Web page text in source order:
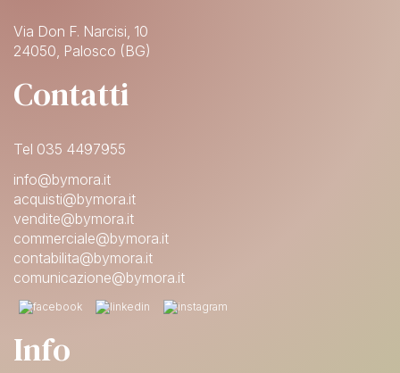
Via Don F. Narcisi, 10
24050, Palosco (BG)
Contatti
Tel 035 4497955
info@bymora.it
acquisti@bymora.it
vendite@bymora.it
commerciale@bymora.it
contabilita@bymora.it
comunicazione@bymora.it
Info